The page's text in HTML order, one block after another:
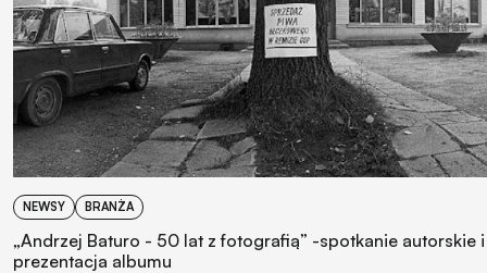
NEWSY BRANŻA
„Andrzej Baturo - 50 lat z fotografią” -spotkanie autorskie i
prezentacja albumu